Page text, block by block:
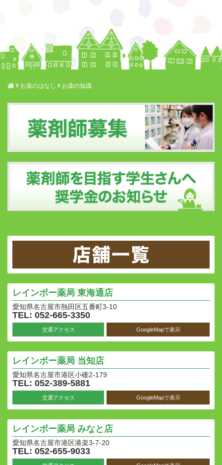
お薬のはなし お薬の知識
レインボー薬局 東海通店
愛知県名古屋市熱田区五番町3-10
TEL: 052-665-3350
交通アクセス GoogleMapで表示
レインボー薬局 当知店
愛知県名古屋市港区小碓2-179
TEL: 052-389-5881
交通アクセス GoogleMapで表示
レインボー薬局 みなと店
愛知県名古屋市港区港楽3-7-20
TEL: 052-655-9033